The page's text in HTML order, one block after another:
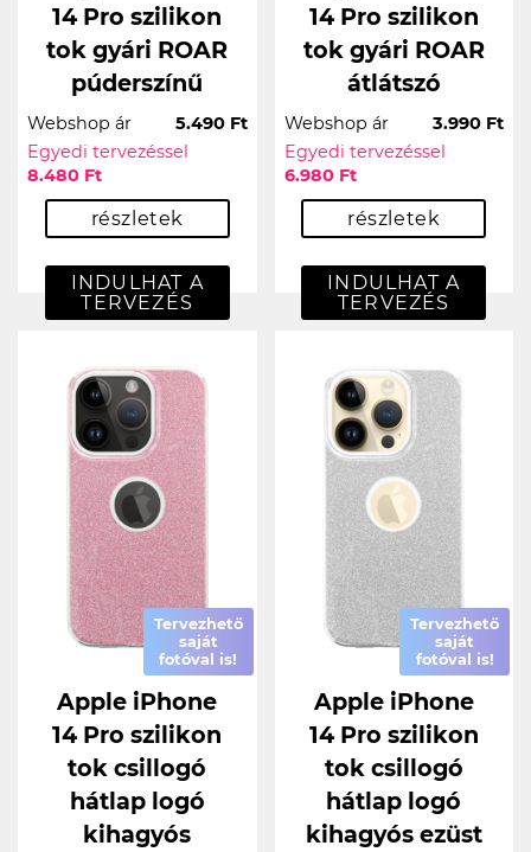
14 Pro szilikon
tok gyári ROAR
púderszínű
Webshop ár
5.490 Ft
Egyedi tervezéssel
8.480 Ft
részletek
INDULHAT A
TERVEZÉS
14 Pro szilikon
tok gyári ROAR
átlátszó
Webshop ár
3.990 Ft
Egyedi tervezéssel
6.980 Ft
részletek
INDULHAT A
TERVEZÉS
Tervezhető
saját
fotóval is!
Apple iPhone
14 Pro szilikon
tok csillogó
hátlap logó
kihagyós
Tervezhető
saját
fotóval is!
Apple iPhone
14 Pro szilikon
tok csillogó
hátlap logó
kihagyós ezüst